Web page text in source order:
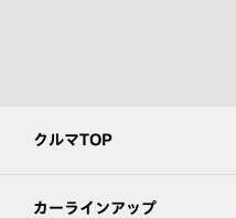
クルマTOP
カーラインアップ